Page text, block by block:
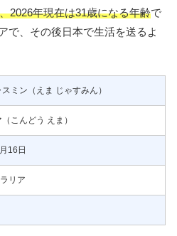
2026年現在は31歳になる年齢で
で、その後日本で生活を送るよ
ミン（えま じゃすみん）
こんどう えま）
16日
リア